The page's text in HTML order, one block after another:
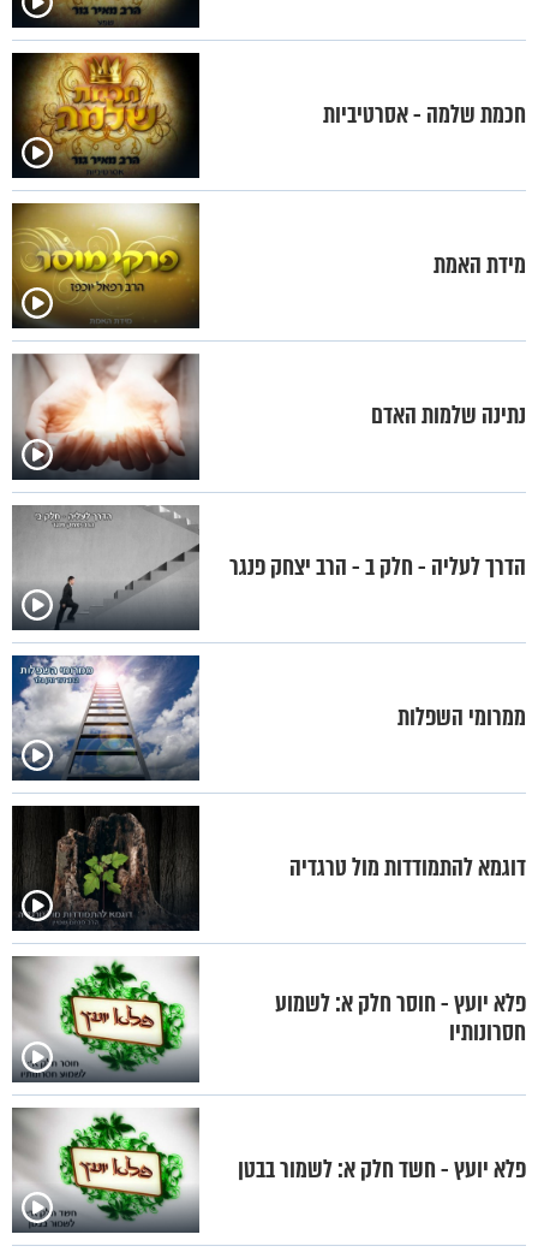
חכמת שלמה - אסרטיביות
מידת האמת
נתינה שלמות האדם
הדרך לעליה - חלק ב - הרב יצחק פנגר
ממרומי השפלות
דוגמא להתמודדות מול טרגדיה
פלא יועץ - חוסר חלק א: לשמוע
חסרונותיו
פלא יועץ - חשד חלק א: לשמור בבטן